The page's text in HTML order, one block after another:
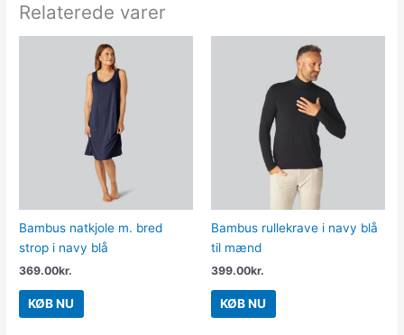
Relaterede varer
Bambus natkjole m. bred
strop i navy blå
369.00kr.
KØB NU
Bambus rullekrave i navy blå
til mænd
399.00kr.
KØB NU